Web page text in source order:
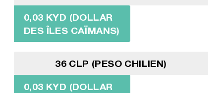
0,03 KYD (DOLLAR
DES ÎLES CAÏMANS)
36 CLP (PESO CHILIEN)
0,03 KYD (DOLLAR